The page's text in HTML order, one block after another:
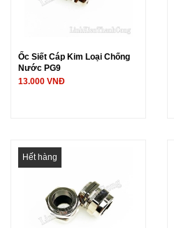
Ốc Siết Cáp Kim Loại Chống
Nước PG9
13.000 VNĐ
Hết hàng